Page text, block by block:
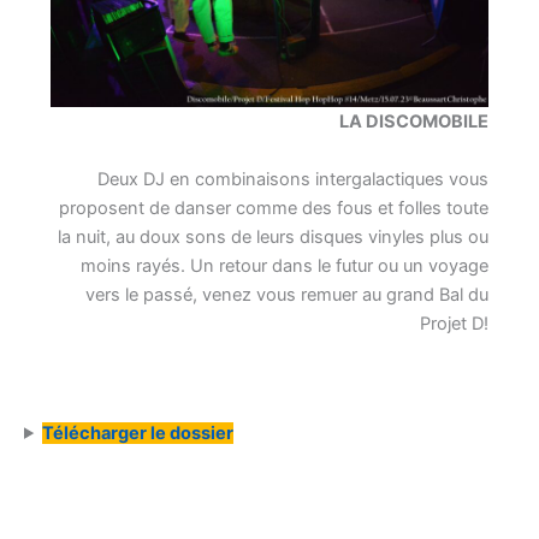
LA DISCOMOBILE
Deux DJ en combinaisons intergalactiques vous
proposent de danser comme des fous et folles toute
la nuit, au doux sons de leurs disques vinyles plus ou
moins rayés. Un retour dans le futur ou un voyage
vers le passé, venez vous remuer au grand Bal du
Projet D!
Télécharger le dossier